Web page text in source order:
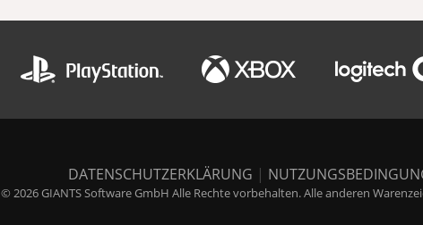
DATENSCHUTZERKLÄRUNG |
© 2026 GIANTS Software GmbH Alle Rechte vorbehalten. Alle anderen